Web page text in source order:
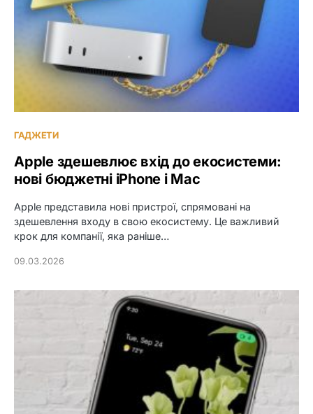
ГАДЖЕТИ
Apple здешевлює вхід до екосистеми:
нові бюджетні iPhone і Mac
Apple представила нові пристрої, спрямовані на
здешевлення входу в свою екосистему. Це важливий
крок для компанії, яка раніше…
09.03.2026